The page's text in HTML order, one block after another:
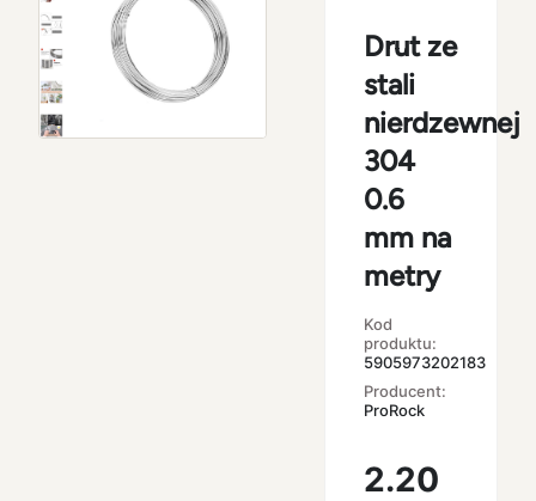
Drut ze
stali
nierdzewnej
304
0.6
mm na
metry
Kod
produktu:
5905973202183
Producent:
ProRock
2.20